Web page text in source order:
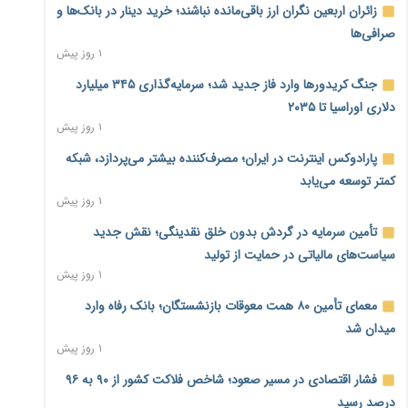
زائران اربعین نگران ارز باقی‌مانده نباشند؛ خرید دینار در بانک‌ها و
صرافی‌ها
۱ روز پیش
جنگ کریدورها وارد فاز جدید شد؛ سرمایه‌گذاری ۳۴۵ میلیارد
دلاری اوراسیا تا ۲۰۳۵
۱ روز پیش
پارادوکس اینترنت در ایران؛ مصرف‌کننده بیشتر می‌پردازد، شبکه
کمتر توسعه می‌یابد
۱ روز پیش
تأمین سرمایه در گردش بدون خلق نقدینگی؛ نقش جدید
سیاست‌های مالیاتی در حمایت از تولید
۱ روز پیش
معمای تأمین ۸۰ همت معوقات بازنشستگان؛ بانک رفاه وارد
میدان شد
۱ روز پیش
فشار اقتصادی در مسیر صعود؛ شاخص فلاکت کشور از ۹۰ به ۹۶
درصد رسید